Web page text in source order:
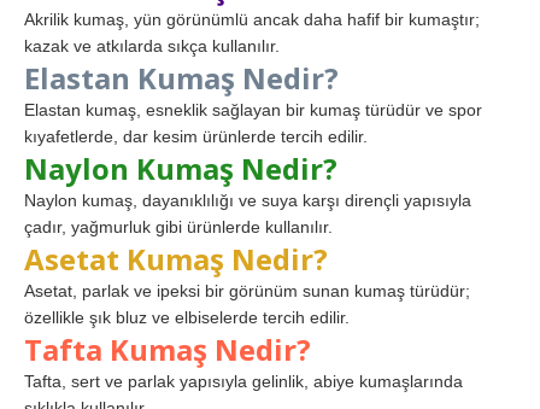
Akrilik kumaş, yün görünümlü ancak daha hafif bir kumaştır;
kazak ve atkılarda sıkça kullanılır.
Elastan Kumaş Nedir?
Elastan kumaş, esneklik sağlayan bir kumaş türüdür ve spor
kıyafetlerde, dar kesim ürünlerde tercih edilir.
Naylon Kumaş Nedir?
Naylon kumaş, dayanıklılığı ve suya karşı dirençli yapısıyla
çadır, yağmurluk gibi ürünlerde kullanılır.
Asetat Kumaş Nedir?
Asetat, parlak ve ipeksi bir görünüm sunan kumaş türüdür;
özellikle şık bluz ve elbiselerde tercih edilir.
Tafta Kumaş Nedir?
Tafta, sert ve parlak yapısıyla gelinlik, abiye kumaşlarında